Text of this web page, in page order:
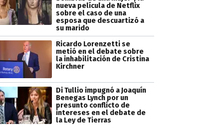
nueva película de Netflix
sobre el caso de una
esposa que descuartizó a
su marido
Ricardo Lorenzetti se
metió en el debate sobre
la inhabilitación de Cristina
Kirchner
Di Tullio impugnó a Joaquín
Benegas Lynch por un
presunto conflicto de
intereses en el debate de
la Ley de Tierras